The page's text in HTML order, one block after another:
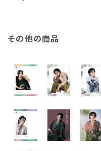
その他の商品